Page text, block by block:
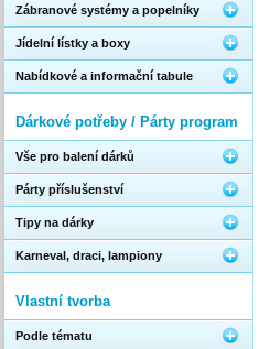
Zábranové systémy a popelníky
Jídelní lístky a boxy
Nabídkové a informační tabule
Dárkové potřeby / Párty program
Vše pro balení dárků
Párty příslušenství
Tipy na dárky
Karneval, draci, lampiony
Vlastní tvorba
Podle tématu